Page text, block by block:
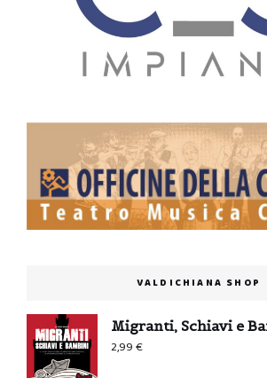
VALDICHIANA SHOP
Migranti, Schiavi e
2,99€